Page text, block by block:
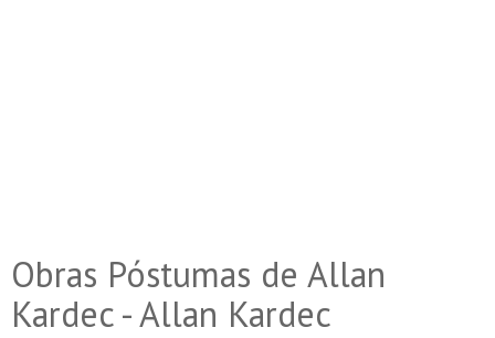
Obras Póstumas de Allan
Kardec - Allan Kardec